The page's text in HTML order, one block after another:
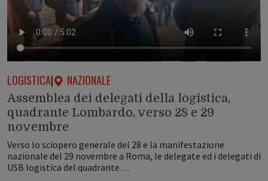
LOGISTICA| NAZIONALE
Assemblea dei delegati della logistica,
quadrante Lombardo, verso 28 e 29
novembre
Verso lo sciopero generale del 28 e la manifestazione
nazionale del 29 novembre a Roma, le delegate ed i delegati di
USB logistica del quadrante…